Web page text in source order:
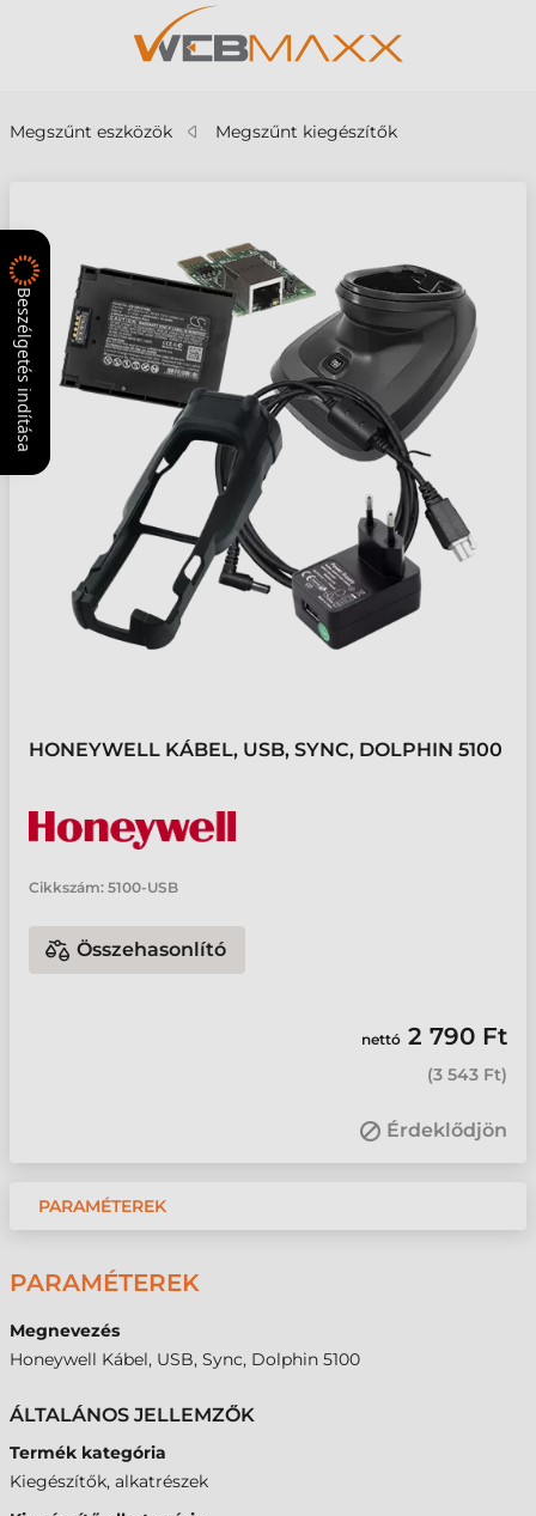
Megszűnt eszközök Megszűnt kiegészítők
HONEYWELL KÁBEL, USB, SYNC, DOLPHIN 5100
Cikkszám: 5100-USB
Összehasonlító
nettó 2 790 Ft
(3 543 Ft)
Érdeklődjön
PARAMÉTEREK
PARAMÉTEREK
Megnevezés
Honeywell Kábel, USB, Sync, Dolphin 5100
ÁLTALÁNOS JELLEMZŐK
Termék kategória
Kiegészítők, alkatrészek
Beszélgetés indítása